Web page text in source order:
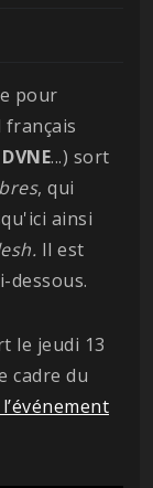
pour
français
DVNE...) sort
, qui
ainsi
Il est
dessous.
le jeudi 13
cadre du